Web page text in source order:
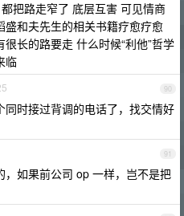
把路走窄了 底层互害 可见情商
和夫先生的相关书籍疗愈疗愈
长的路要走 什么时候“利他”哲学
临
90
时接过背调的电话了，找交情好
91
如果前公司 op 一样，岂不是把